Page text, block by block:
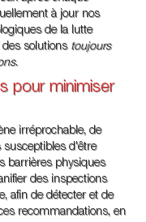
à jour nos
de la lutte
solutions toujours
.
pour minimiser
irréprochable, de
susceptibles d'être
barrières physiques
des inspections
afin de détecter et de
recommandations, en